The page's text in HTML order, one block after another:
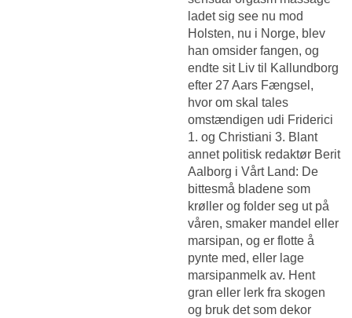
ladet sig see nu mod
Holsten, nu i Norge, blev
han omsider fangen, og
endte sit Liv til Kallundborg
efter 27 Aars Fængsel,
hvor om skal tales
omstændigen udi Friderici
1. og Christiani 3. Blant
annet politisk redaktør Berit
Aalborg i Vårt Land: De
bittesmå bladene som
krøller og folder seg ut på
våren, smaker mandel eller
marsipan, og er flotte å
pynte med, eller lage
marsipanmelk av. Hent
gran eller lerk fra skogen
og bruk det som dekor